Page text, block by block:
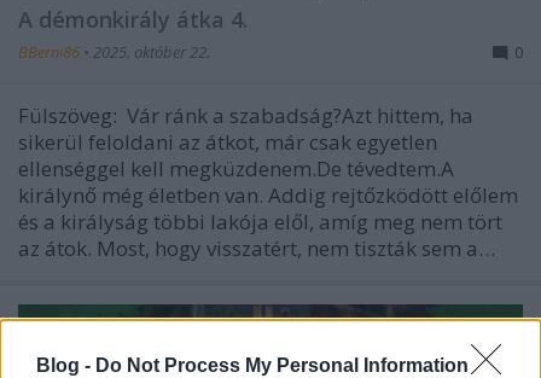
Blog - Do Not Process My Personal Information
A démonkirály átka 4.
BBerni86 • 2025. október 22. 0
Fülszöveg: Vár ránk a szabadság?Azt hittem, ha
sikerül feloldani az átkot, már csak egyetlen
ellenséggel kell megküzdenem.De tévedtem.A
királynő még életben van. Addig rejtőzködött előlem
és a királyság többi lakója elől, amíg meg nem tört
az átok. Most, hogy visszatért, nem tiszták sem a…